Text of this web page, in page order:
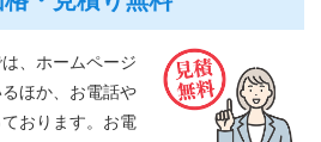
、ホームページ
ほか、お電話や
おります。お電